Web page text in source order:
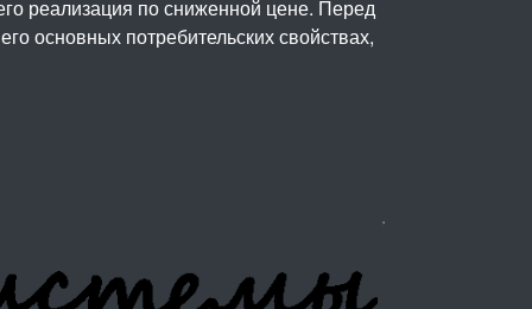
реализация по сниженной цене. Перед
основных потребительских свойствах,